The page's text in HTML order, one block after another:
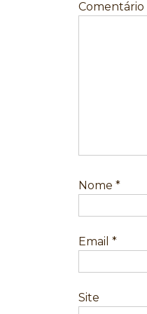
Comentário
Nome *
Email *
Site